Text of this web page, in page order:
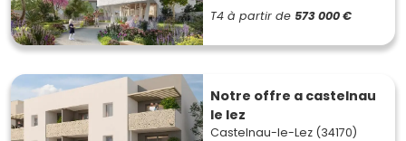
T4 à partir de 573 000 €
Notre offre a castelnau
le lez
Castelnau-le-Lez (34170)